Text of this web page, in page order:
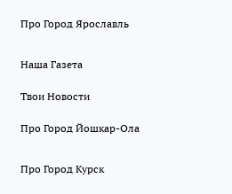
Про Город Ярославль
Наша Газета
Твои Новости
Про Город Йошкар-Ола
Про Город Курск